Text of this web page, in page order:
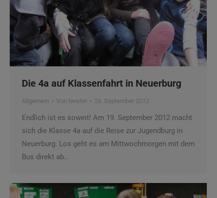
Die 4a auf Klassenfahrt in Neuerburg
Allgemein Von twister 26. September 2012
Endlich ist es soweit! Am 19. September 2012 macht
sich die Klasse 4a auf die Reise zur Jugendburg in
Neuerburg. Los geht es am Mittwochmorgen mit dem
Bus direkt ab…